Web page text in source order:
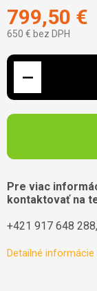
799,50 €
650 € bez DPH
Jednotková cena:
Pre viac
kontaktovať na
+421 917 648
Detailné informácie